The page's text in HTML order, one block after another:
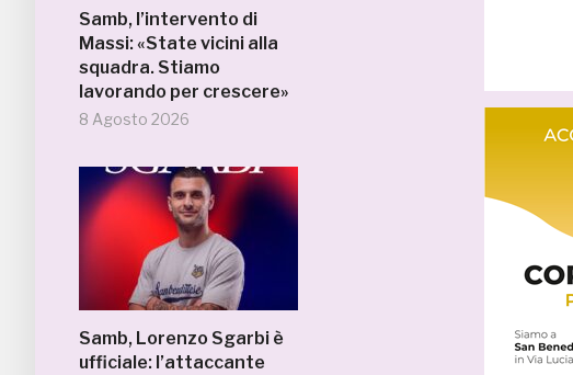
Samb, l’intervento di
Massi: «State vicini alla
squadra. Stiamo
lavorando per crescere»
8 Agosto 2026
Samb, Lorenzo Sgarbi è
ufficiale: l’attaccante